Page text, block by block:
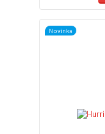
Novinka